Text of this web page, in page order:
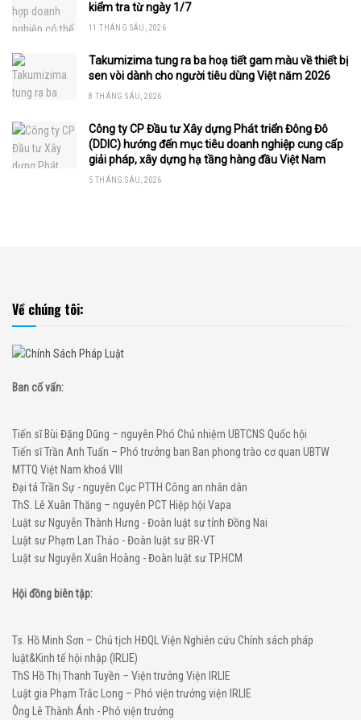
kiểm tra từ ngày 1/7
11 THÁNG SÁU, 2026
Takumizima tung ra ba hoạ tiết gam màu về thiết bị
sen vòi dành cho người tiêu dùng Việt năm 2026
8 THÁNG SÁU, 2026
Công ty CP Đầu tư Xây dựng Phát triển Đông Đô
(DDIC) hướng đến mục tiêu doanh nghiệp cung cấp
giải pháp, xây dựng hạ tầng hàng đầu Việt Nam
5 THÁNG SÁU, 2026
Về chúng tôi:
Ban cố vấn:
Tiến sĩ Bùi Đặng Dũng – nguyên Phó Chủ nhiệm UBTCNS Quốc hội
Tiến sĩ Trần Anh Tuấn – Phó trưởng ban Ban phong trào cơ quan UBTW
MTTQ Việt Nam khoá VIII
Đại tá Trần Sự - nguyên Cục PTTH Công an nhân dân
ThS. Lê Xuân Thăng – nguyên PCT Hiệp hội Vapa
Luật sư Nguyễn Thành Hưng - Đoàn luật sư tỉnh Đồng Nai
Luật sư Phạm Lan Thảo - Đoàn luật sư BR-VT
Luật sư Nguyễn Xuân Hoàng - Đoàn luật sư TP.HCM
Hội đồng biên tập:
Ts. Hồ Minh Sơn – Chủ tịch HĐQL Viện Nghiên cứu Chính sách pháp
luật&Kinh tế hội nhập (IRLIE)
ThS Hồ Thị Thanh Tuyền – Viện trưởng Viện IRLIE
Luật gia Phạm Trắc Long – Phó viện trưởng viện IRLIE
Ông Lê Thành Ánh - Phó viện trưởng